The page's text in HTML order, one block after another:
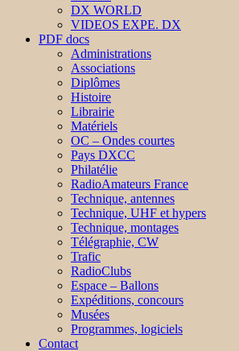
DX WORLD
VIDEOS EXPE. DX
PDF docs
Administrations
Associations
Diplômes
Histoire
Librairie
Matériels
OC – Ondes courtes
Pays DXCC
Philatélie
RadioAmateurs France
Technique, antennes
Technique, UHF et hypers
Technique, montages
Télégraphie, CW
Trafic
RadioClubs
Espace – Ballons
Expéditions, concours
Musées
Programmes, logiciels
Contact